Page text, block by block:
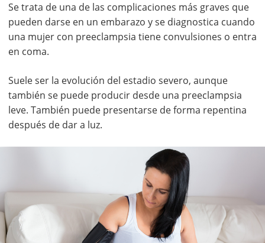
Se trata de una de las complicaciones más graves que
pueden darse en un embarazo y se diagnostica cuando
una mujer con preeclampsia tiene convulsiones o entra
en coma.
Suele ser la evolución del estadio severo, aunque
también se puede producir desde una preeclampsia
leve. También puede presentarse de forma repentina
después de dar a luz.